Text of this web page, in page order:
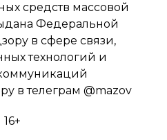
средств массовой
Федеральной
в сфере связи,
технологий и
в телеграм @mazov
16+